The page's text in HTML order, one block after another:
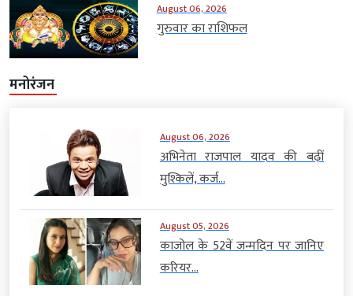
August 06, 2026
गुरुवार का राशिफल
मनोरंजन
August 06, 2026
अभिनेता राजपाल यादव की बढ़ीं
मुश्किलें, कर्ज...
August 05, 2026
काजोल के 52वें जन्मदिन पर जानिए
करियर...